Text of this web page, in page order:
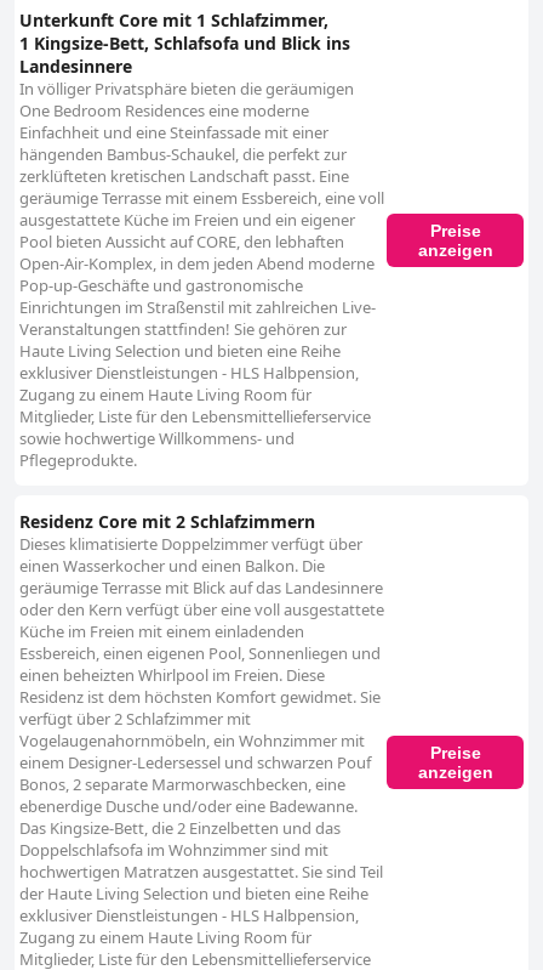
Unterkunft Core mit 1 Schlafzimmer,
1 Kingsize-Bett, Schlafsofa und Blick ins
Landesinnere
In völliger Privatsphäre bieten die geräumigen
One Bedroom Residences eine moderne
Einfachheit und eine Steinfassade mit einer
hängenden Bambus-Schaukel, die perfekt zur
zerklüfteten kretischen Landschaft passt. Eine
geräumige Terrasse mit einem Essbereich, eine voll
ausgestattete Küche im Freien und ein eigener
Pool bieten Aussicht auf CORE, den lebhaften
Open-Air-Komplex, in dem jeden Abend moderne
Pop-up-Geschäfte und gastronomische
Einrichtungen im Straßenstil mit zahlreichen Live-
Veranstaltungen stattfinden! Sie gehören zur
Haute Living Selection und bieten eine Reihe
exklusiver Dienstleistungen - HLS Halbpension,
Zugang zu einem Haute Living Room für
Mitglieder, Liste für den Lebensmittellieferservice
sowie hochwertige Willkommens- und
Pflegeprodukte.
Preise
anzeigen
Residenz Core mit 2 Schlafzimmern
Dieses klimatisierte Doppelzimmer verfügt über
einen Wasserkocher und einen Balkon. Die
geräumige Terrasse mit Blick auf das Landesinnere
oder den Kern verfügt über eine voll ausgestattete
Küche im Freien mit einem einladenden
Essbereich, einen eigenen Pool, Sonnenliegen und
einen beheizten Whirlpool im Freien. Diese
Residenz ist dem höchsten Komfort gewidmet. Sie
verfügt über 2 Schlafzimmer mit
Vogelaugenahornmöbeln, ein Wohnzimmer mit
einem Designer-Ledersessel und schwarzen Pouf
Bonos, 2 separate Marmorwaschbecken, eine
ebenerdige Dusche und/oder eine Badewanne.
Das Kingsize-Bett, die 2 Einzelbetten und das
Doppelschlafsofa im Wohnzimmer sind mit
hochwertigen Matratzen ausgestattet. Sie sind Teil
der Haute Living Selection und bieten eine Reihe
exklusiver Dienstleistungen - HLS Halbpension,
Zugang zu einem Haute Living Room für
Mitglieder, Liste für den Lebensmittellieferservice
Preise
anzeigen